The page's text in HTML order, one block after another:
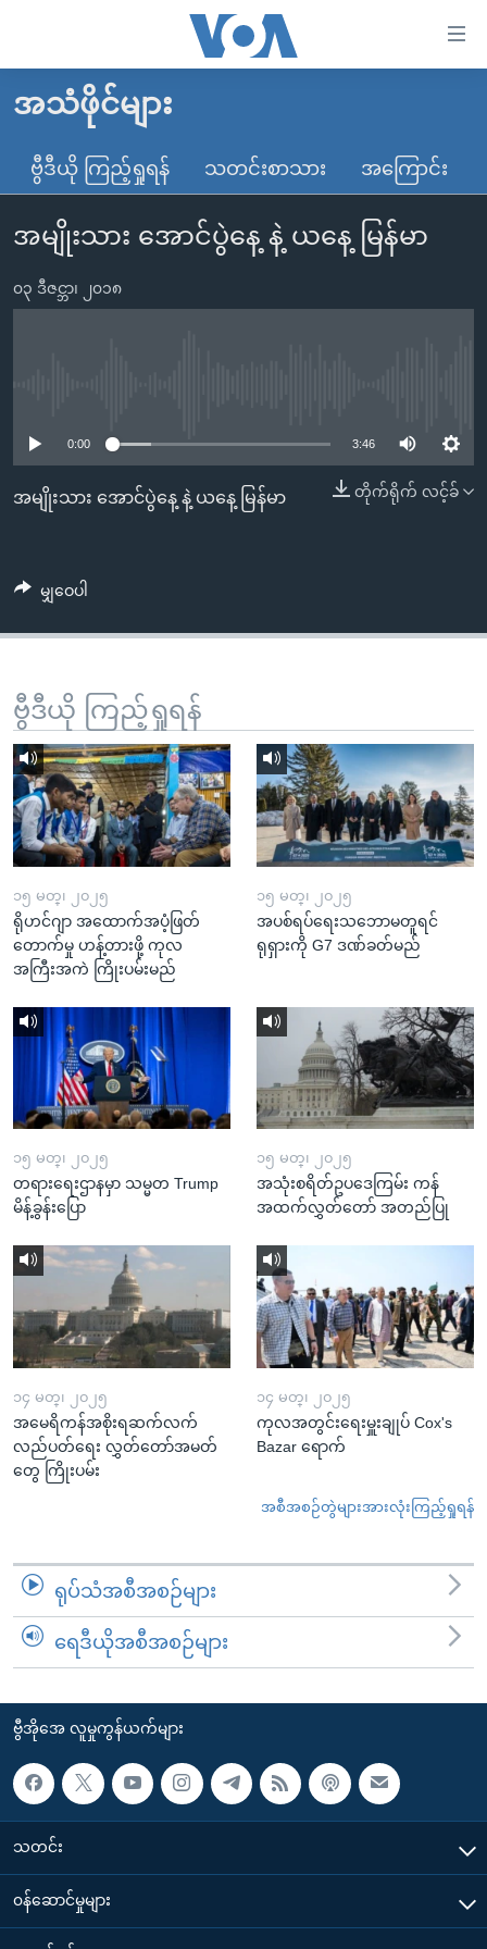
လွယ်ကူ
သည့်
များ
ပင်မ
ပင်မ
အ
သို့
ကြည့်
ရှာဖွေ
ရန်
နေရာ
သို့
ကျော်
ရန်
မူလစာမျက်နှာ
မြန်မာ
ကမ္ဘာ့သတင်းများ
နိုင်ငံတကာ
တရုတ်
ဗွီဒီယို
ရပ်ဝန်းတခု လမ်းတခု အလွန်
ရုပ်ရှင်ထဲက အင်္ဂလိပ်စာ
သုတပဒေသာ အင်္ဂလိပ်စာ
တီဗွီ
ရေဒီယို/တီဗွီအစီအစဉ်
ဗွီအိုအေ လူမှုကွန်ယက်များ
အသံဖိုင်များ
ဗွီဒီယို ကြည့်ရှုရန် သတင်းစာသား အကြောင်း
အမျိုးသား အောင်ပွဲနေ့ နဲ့ ယနေ့ မြန်မာ
၀၃ ဒီဇင္ဘာ၊ ၂၀၁၈
0:00 3:46
တိုက်ရိုက် လင့်ခ်
အမျိုးသား အောင်ပွဲနေ့ နဲ့ ယနေ့ မြန်မာ
မျှဝေပါ
ဗွီဒီယို ကြည့်ရှုရန်
၁၅ မတ္၊ ၂၀၂၅
ရိုဟင်ဂျာ အထောက်အပံ့ဖြတ်
တောက်မှု ဟန့်တားဖို့ ကုလ
အကြီးအကဲ ကြိုးပမ်းမည်
၁၅ မတ္၊ ၂၀၂၅
အပစ်ရပ်ရေးသဘောမတူရင်
ရုရှားကို G7 ဒဏ်ခတ်မည်
၁၅ မတ္၊ ၂၀၂၅
တရားရေးဌာနမှာ သမ္မတ Trump
မိန့်ခွန်းပြော
၁၅ မတ္၊ ၂၀၂၅
အသုံးစရိတ်ဥပဒေကြမ်း ကန်
အထက်လွှတ်တော် အတည်ပြု
၁၄ မတ္၊ ၂၀၂၅
အမေရိကန်အစိုးရဆက်လက်
လည်ပတ်ရေး လွှတ်တော်အမတ်
တွေ ကြိုးပမ်း
၁၄ မတ္၊ ၂၀၂၅
ကုလအတွင်းရေးမှူးချုပ် Cox's
Bazar ရောက်
အစီအစဉ်တွဲများအားလုံးကြည့်ရှုရန်
ရုပ်သံအစီအစဉ်များ
ရေဒီယိုအစီအစဉ်များ
ဗွီအိုအေ လူမှုကွန်ယက်များ
သတင်း
၀န်ဆောင်မှုများ